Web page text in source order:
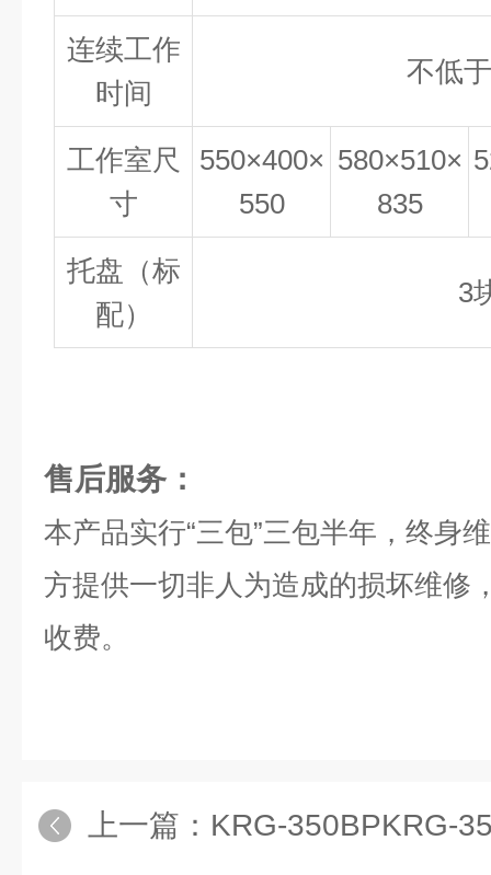
连续工作
时间
不低
工作室尺
寸
550×400×
550
580×510×
835
托盘（标
配）
3
售后服务：
本产品实行“三包”三包半年，终身
方提供一切非人为造成的损坏维修
收费。
上一篇： KRG-350BPKRG-350BP光